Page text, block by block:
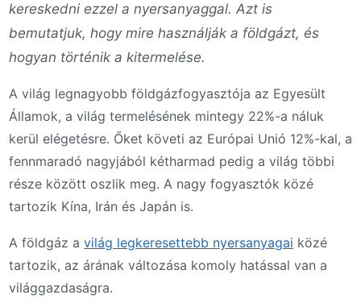
kereskedni ezzel a nyersanyaggal. Azt is
bemutatjuk, hogy mire használják a földgázt, és
hogyan történik a kitermelése.
A világ legnagyobb földgázfogyasztója az Egyesült
Államok, a világ termelésének mintegy 22%-a náluk
kerül elégetésre. Őket követi az Európai Unió 12%-kal, a
fennmaradó nagyjából kétharmad pedig a világ többi
része között oszlik meg. A nagy fogyasztók közé
tartozik Kína, Irán és Japán is.
A földgáz a világ legkeresettebb nyersanyagai közé
tartozik, az árának változása komoly hatással van a
világgazdaságra.